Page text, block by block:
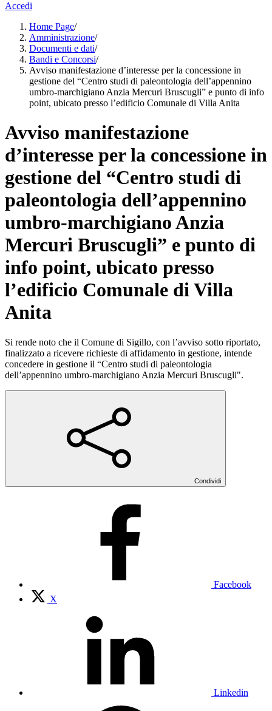
Accedi
Home Page/
Amministrazione/
Documenti e dati/
Bandi e Concorsi/
Avviso manifestazione d’interesse per la concessione in
gestione del “Centro studi di paleontologia dell’appennino
umbro-marchigiano Anzia Mercuri Bruscugli” e punto di info
point, ubicato presso l’edificio Comunale di Villa Anita
Avviso manifestazione
d’interesse per la concessione in
gestione del “Centro studi di
paleontologia dell’appennino
umbro-marchigiano Anzia
Mercuri Bruscugli” e punto di
info point, ubicato presso
l’edificio Comunale di Villa
Anita
Si rende noto che il Comune di Sigillo, con l’avviso sotto riportato,
finalizzato a ricevere richieste di affidamento in gestione, intende
concedere in gestione il “Centro studi di paleontologia
dell’appennino umbro-marchigiano Anzia Mercuri Bruscugli".
Condividi
Facebook
X
Linkedin